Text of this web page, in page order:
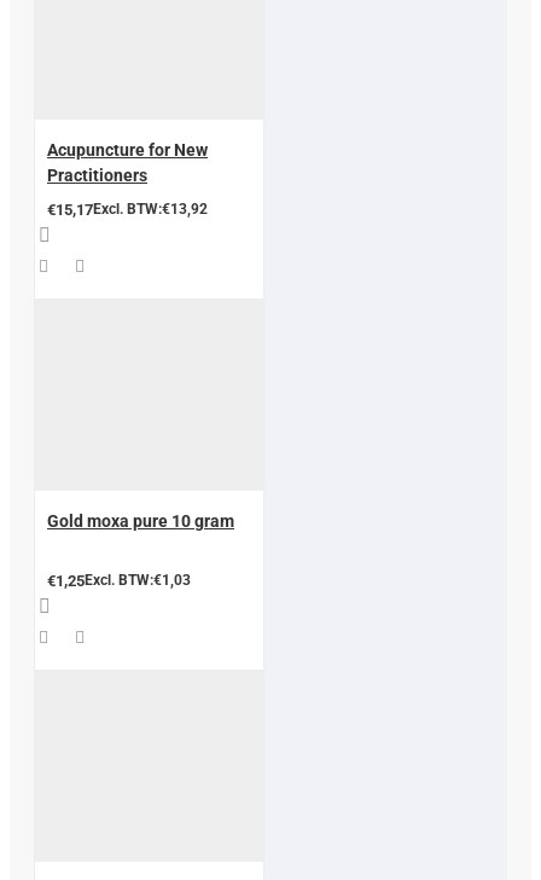
Acupuncture for New
Practitioners
€15,17Excl. BTW:€13,92
Gold moxa pure 10 gram
€1,25Excl. BTW:€1,03